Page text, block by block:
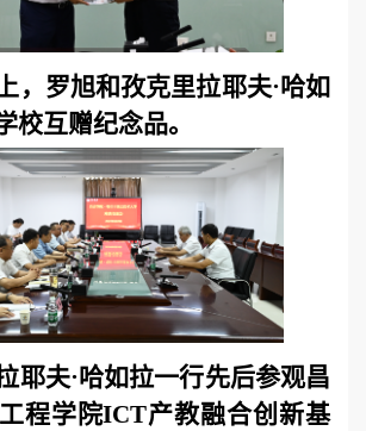
，罗旭和孜克里拉耶夫·哈如
校互赠纪念品。
耶夫·哈如拉一行先后参观昌
程学院ICT产教融合创新基